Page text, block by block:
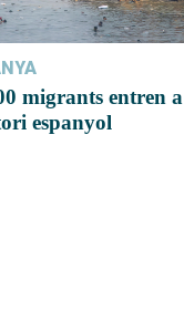
migrants entren a
espanyol